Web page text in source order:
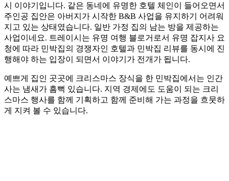
시 이야기입니다. 같은 동네에 유명한 호텔 체인이 들어오면서
주인공 집안은 아버지가 시작한 B&B 사업을 유지하기 어려워
지고 있는 상태였습니다. 일반 가정 집의 남는 방을 제공하는
사업이네요. 트레이시는 유명 여행 블로거로서 유명 잡지사 요
청에 따라 민박집의 경쟁자인 호텔과 민박집 리뷰를 동시에 진
행해야 하는 입장이 되면서 이야기가 전개가 됩니다.
예쁘게 집인 곳곳에 크리스마스 장식을 한 민박집에서는 인간
사는 냄새가 흠뻑 있습니다. 지역 경제에도 도움이 되는 크리
스마스 행사를 함께 기획하고 함께 준비해 가는 과정을 흐뭇하
게 지켜 볼 수 있습니다.